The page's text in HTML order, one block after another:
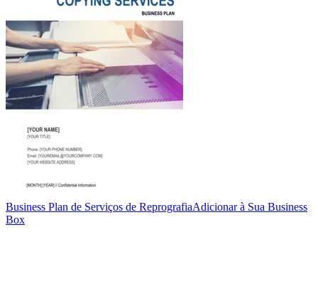
Business Plan de Serviços de ReprografiaAdicionar à Sua Business
Box